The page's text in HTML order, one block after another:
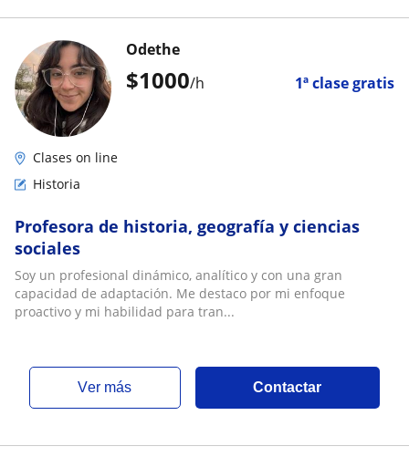
$1000/h 1ª clase gratis
Odethe
Clases on line
Historia
Profesora de historia, geografía y ciencias
sociales
Soy un profesional dinámico, analítico y con una gran
capacidad de adaptación. Me destaco por mi enfoque
proactivo y mi habilidad para tran...
ver más Contactar